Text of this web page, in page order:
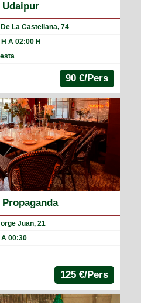
Udaipur
La Castellana, 74
A 02:00 H
90 €/Pers
Juan, 21
00:30
125 €/Pers